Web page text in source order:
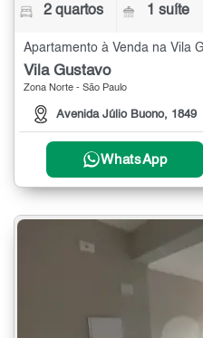
2 quartos 1 suíte
Apartamento à Venda na Vila
Vila Gustavo
Zona Norte - São Paulo
Avenida Júlio Buono, 1849
WhatsApp